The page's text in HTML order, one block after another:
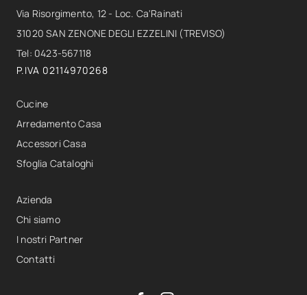
Via Risorgimento, 12 - Loc. Ca'Rainati
31020 SAN ZENONE DEGLI EZZELINI (TREVISO)
Tel: 0423-567118
P.IVA 02114970268
Cucine
Arredamento Casa
Accessori Casa
Sfoglia Cataloghi
Azienda
Chi siamo
I nostri Partner
Contatti